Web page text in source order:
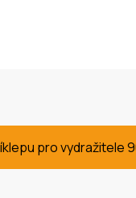
pro vydražitele